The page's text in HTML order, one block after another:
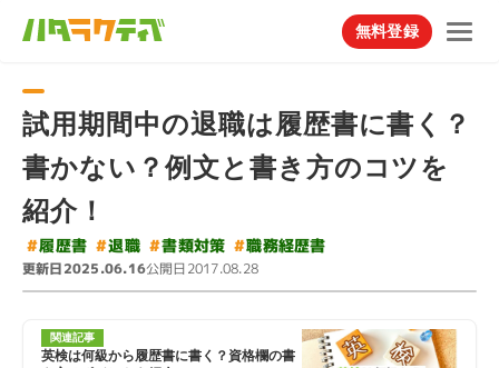
無料登録
試用期間中の退職は履歴書に書く？
書かない？例文と書き方のコツを
紹介！
#履歴書 #退職 #書類対策 #職務経歴書
更新日2025.06.16公開日2017.08.28
関連記事
英検は何級から履歴書に書く？資格欄の書